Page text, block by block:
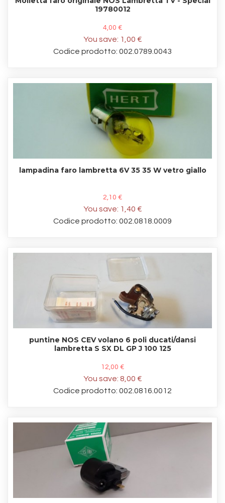
19780012
4,00 €
You save: 1,00 €
Codice prodotto: 002.0789.0043
lampadina faro lambretta 6V 35 35 W vetro giallo
2,10 €
You save: 1,40 €
Codice prodotto: 002.0818.0009
puntine NOS CEV volano 6 poli ducati/dansi
lambretta S SX DL GP J 100 125
12,00 €
You save: 8,00 €
Codice prodotto: 002.0816.0012